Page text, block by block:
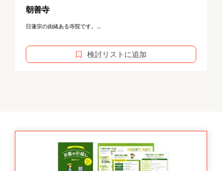
朝善寺
日蓮宗の由緒ある寺院です。...
検討リストに追加